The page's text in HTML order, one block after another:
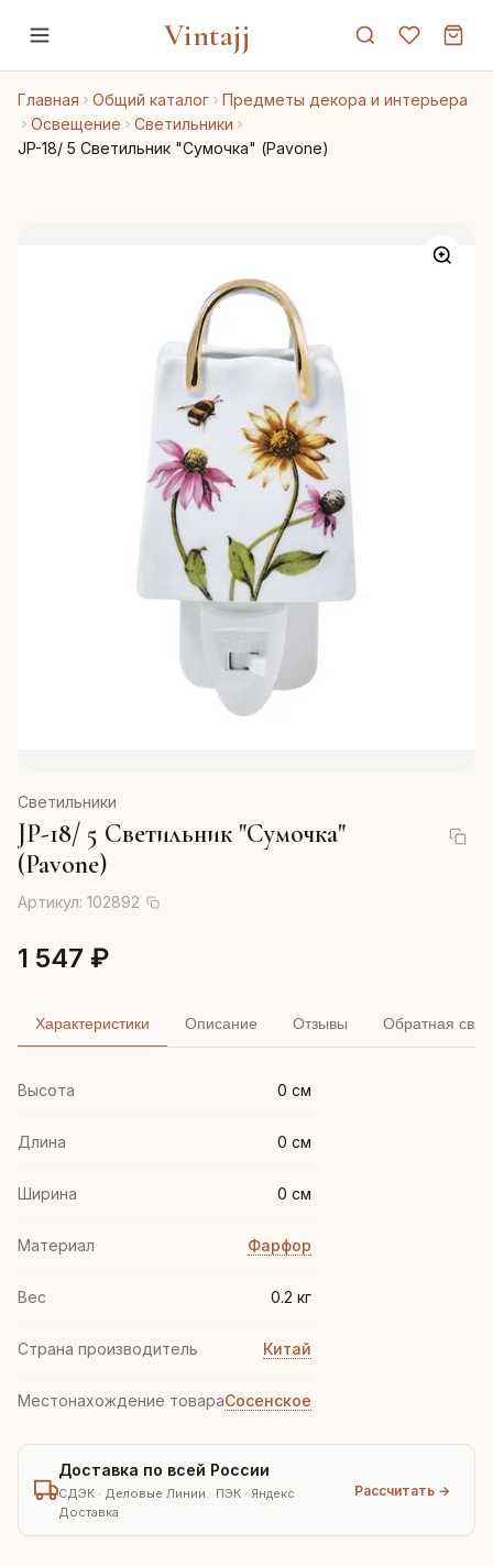
Vintajj
Главная Общий каталог
Предметы декора и интерьера
Освещение
Светильники
JP-18/ 5 Светильник "Сумочка" (Pavone)
Светильники
JP-18/ 5 Светильник "Сумочка"
(Pavone)
Артикул: 102892
1 547 ₽
Характеристики Описание Отзывы Обратная
Высота 0 см
Длина 0 см
Ширина 0 см
Материал Фарфор
Вес 0.2 кг
Страна производитель Китай
Местонахождение товараСосенское
Доставка по всей России
СДЭК · Деловые Линии · ПЭК · Яндекс
Доставка
Рассчитать →